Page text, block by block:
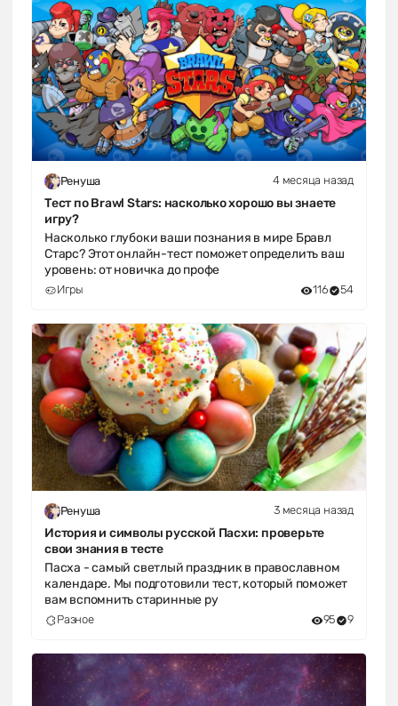
Ренуша 4 месяца назад
Тест по Brawl Stars: насколько хорошо вы знаете
игру?
Насколько глубоки ваши познания в мире Бравл
Старс? Этот онлайн-тест поможет определить ваш
уровень: от новичка до профе
Игры 116 54
Ренуша 3 месяца назад
История и символы русской Пасхи: проверьте
свои знания в тесте
Пасха - самый светлый праздник в православном
календаре. Мы подготовили тест, который поможет
вам вспомнить старинные ру
Разное 95 9